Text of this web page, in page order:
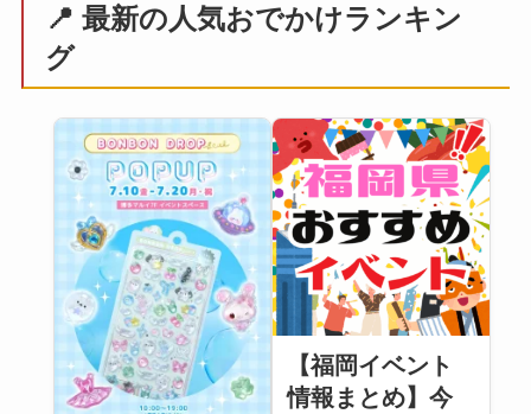
📍 最新の人気おでかけランキン
グ
【福岡イベント
情報まとめ】今